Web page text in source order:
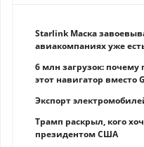
Starlink Маска
авиакомпаниях уже
6 млн загрузок: почему
этот навигатор вместо
Экспорт
Трамп раскрыл, кого
президентом США